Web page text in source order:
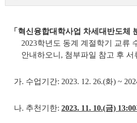
「혁신융합대학사업 차세대반도체
2023학년도 동계 계절학기 교류
안내하오니, 첨부파일 참고 후 서
가. 수업기간: 2023. 12. 26.(화) ~
나. 추천기한: 2023. 11. 10.(금) 13:00